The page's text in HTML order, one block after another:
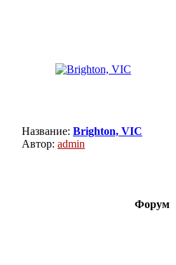
Название: Brighton, VIC
Автор: admin
Форум